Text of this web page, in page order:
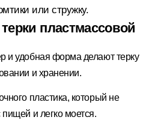
Клей для Паркета
или стружку.
пластмассовой
и удобная форма делают терку
и хранении.
пластика, который не
пищей и легко моется.